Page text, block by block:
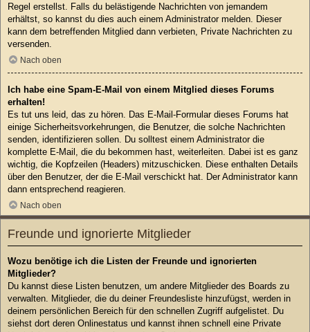
Regel erstellst. Falls du belästigende Nachrichten von jemandem
erhältst, so kannst du dies auch einem Administrator melden. Dieser
kann dem betreffenden Mitglied dann verbieten, Private Nachrichten zu
versenden.
Nach oben
Ich habe eine Spam-E-Mail von einem Mitglied dieses Forums
erhalten!
Es tut uns leid, das zu hören. Das E-Mail-Formular dieses Forums hat
einige Sicherheitsvorkehrungen, die Benutzer, die solche Nachrichten
senden, identifizieren sollen. Du solltest einem Administrator die
komplette E-Mail, die du bekommen hast, weiterleiten. Dabei ist es ganz
wichtig, die Kopfzeilen (Headers) mitzuschicken. Diese enthalten Details
über den Benutzer, der die E-Mail verschickt hat. Der Administrator kann
dann entsprechend reagieren.
Nach oben
Freunde und ignorierte Mitglieder
Wozu benötige ich die Listen der Freunde und ignorierten
Mitglieder?
Du kannst diese Listen benutzen, um andere Mitglieder des Boards zu
verwalten. Mitglieder, die du deiner Freundesliste hinzufügst, werden in
deinem persönlichen Bereich für den schnellen Zugriff aufgelistet. Du
siehst dort deren Onlinestatus und kannst ihnen schnell eine Private